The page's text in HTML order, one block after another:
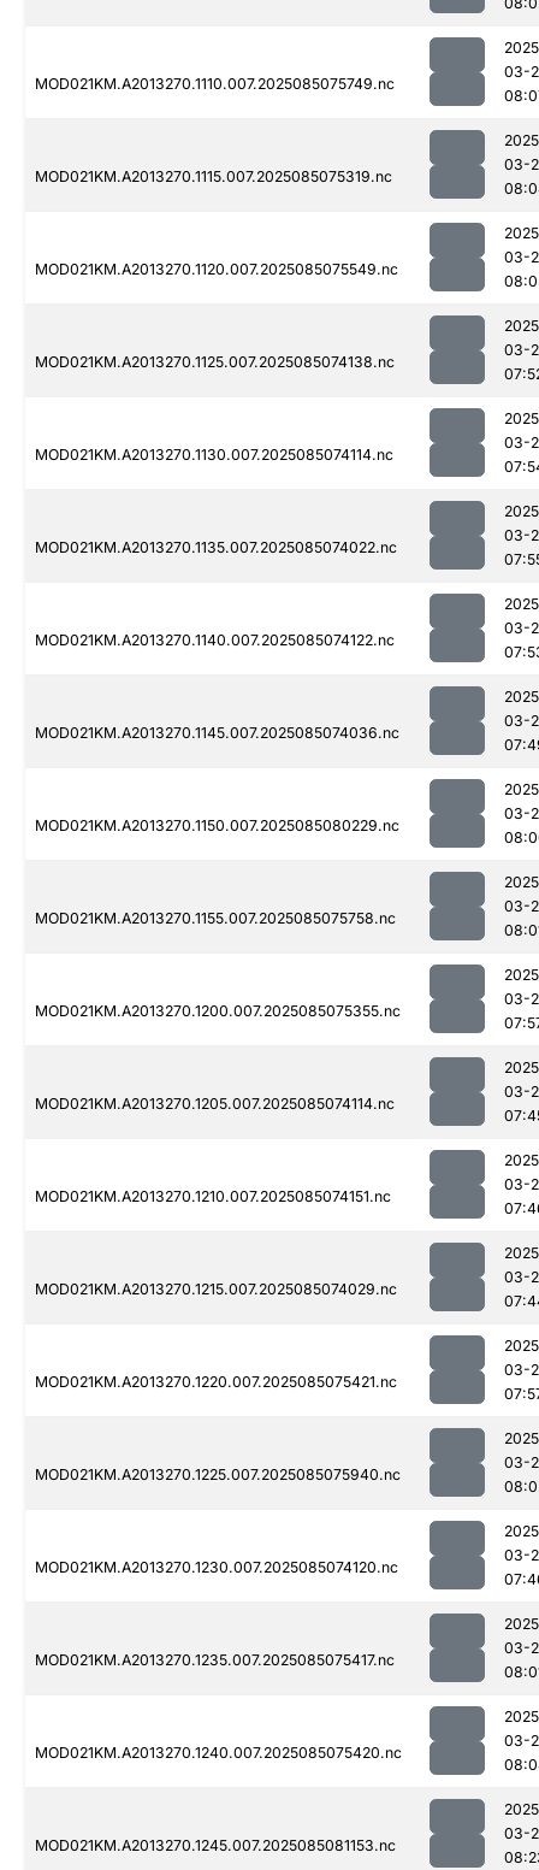
MOD021KM.A2013270.1110.007.2025085075749.nc
03-
MOD021KM.A2013270.1115.007.2025085075319.nc
03-
MOD021KM.A2013270.1120.007.2025085075549.nc
03-
MOD021KM.A2013270.1125.007.2025085074138.nc
03-
MOD021KM.A2013270.1130.007.2025085074114.nc
03-
MOD021KM.A2013270.1135.007.2025085074022.nc
03-
MOD021KM.A2013270.1140.007.2025085074122.nc
03-
MOD021KM.A2013270.1145.007.2025085074036.nc
03-
MOD021KM.A2013270.1150.007.2025085080229.nc
03-
MOD021KM.A2013270.1155.007.2025085075758.nc
03-
MOD021KM.A2013270.1200.007.2025085075355.nc
03-
MOD021KM.A2013270.1205.007.2025085074114.nc
03-
MOD021KM.A2013270.1210.007.2025085074151.nc
03-
MOD021KM.A2013270.1215.007.2025085074029.nc
03-
MOD021KM.A2013270.1220.007.2025085075421.nc
03-
MOD021KM.A2013270.1225.007.2025085075940.nc
03-
MOD021KM.A2013270.1230.007.2025085074120.nc
03-
MOD021KM.A2013270.1235.007.2025085075417.nc
03-
MOD021KM.A2013270.1240.007.2025085075420.nc
03-
MOD021KM.A2013270.1245.007.2025085081153.nc
03-